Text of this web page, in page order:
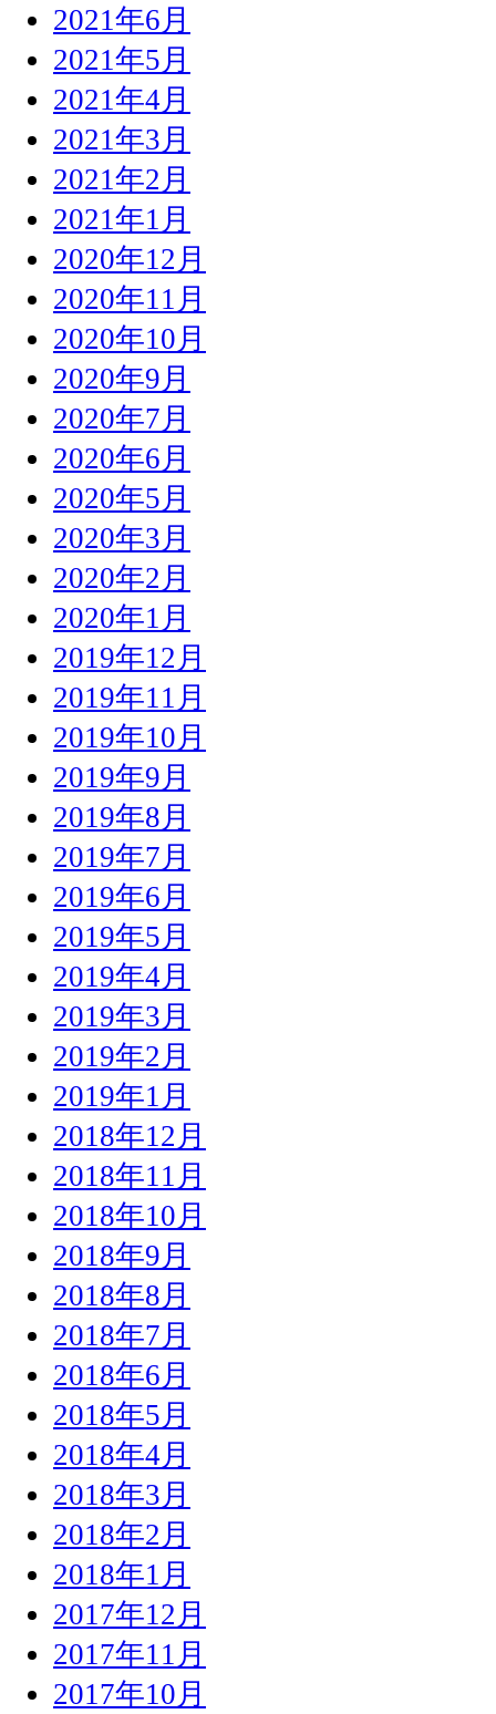
2021年6月
2021年5月
2021年4月
2021年3月
2021年2月
2021年1月
2020年12月
2020年11月
2020年10月
2020年9月
2020年7月
2020年6月
2020年5月
2020年3月
2020年2月
2020年1月
2019年12月
2019年11月
2019年10月
2019年9月
2019年8月
2019年7月
2019年6月
2019年5月
2019年4月
2019年3月
2019年2月
2019年1月
2018年12月
2018年11月
2018年10月
2018年9月
2018年8月
2018年7月
2018年6月
2018年5月
2018年4月
2018年3月
2018年2月
2018年1月
2017年12月
2017年11月
2017年10月